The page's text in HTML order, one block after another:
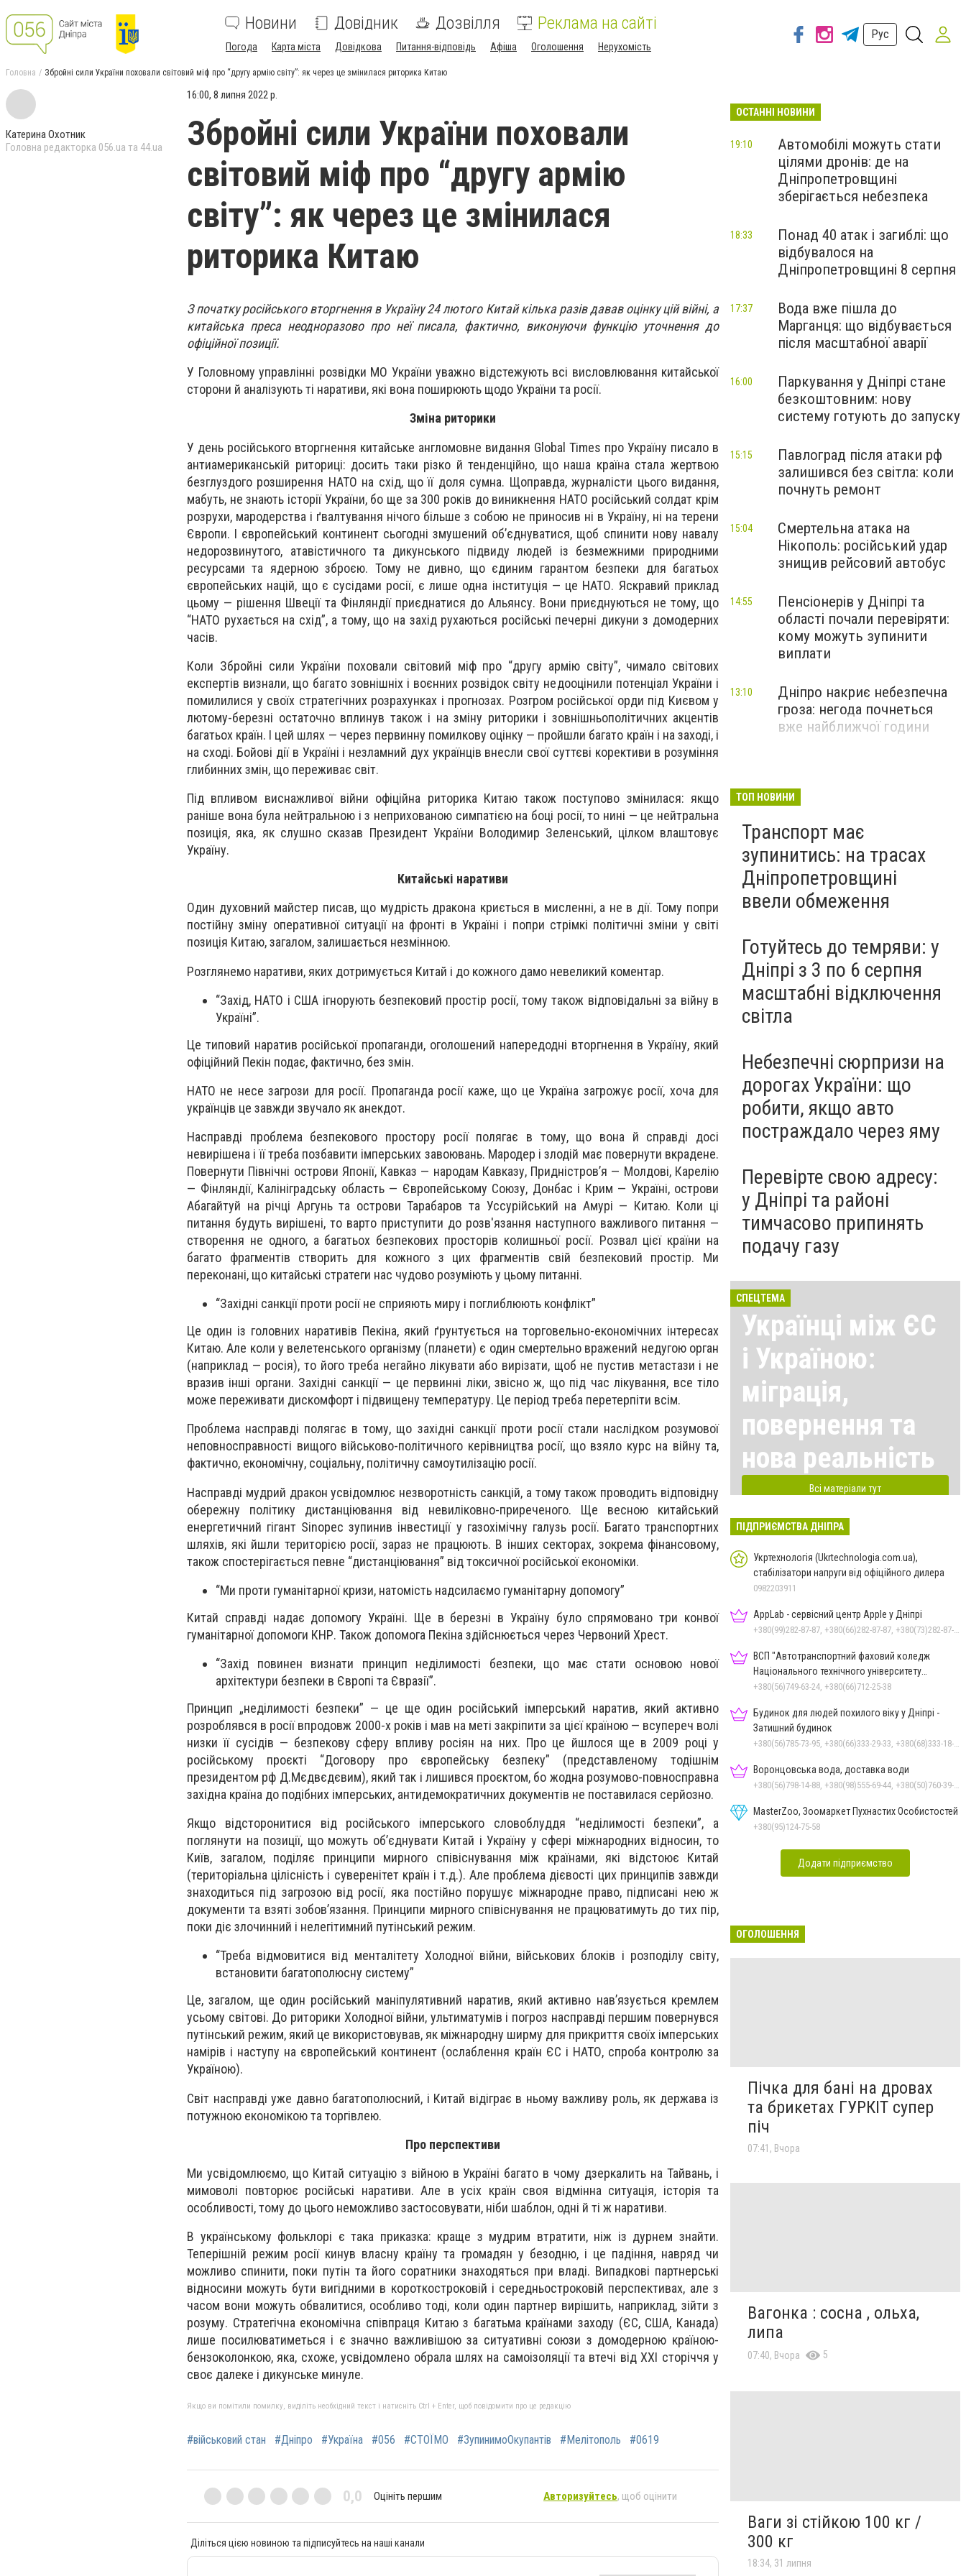
Новини Довідник Дозвілля Реклама на сайті
Погода Карта міста Довідкова Питання-відповідь Афіша Оголошення Нерухомість
Рус
Головна Збройні сили України поховали світовий міф про “другу армію світу”: як через це змінилася риторика Китаю
Катерина Охотник
Головна редакторка 056.ua та 44.ua
16:00, 8 липня 2022 р.
Збройні сили України поховали
світовий міф про “другу армію
світу”: як через це змінилася
риторика Китаю
З початку російського вторгнення в Україну 24 лютого Китай кілька разів давав оцінку цій війні, а
китайська преса неодноразово про неї писала, фактично, виконуючи функцію уточнення до
офіційної позиції.
У Головному управлінні розвідки МО України уважно відстежують всі висловлювання китайської
сторони й аналізують ті наративи, які вона поширюють щодо України та росії.
Зміна риторики
У день російського вторгнення китайське англомовне видання Global Times про Україну писало в
антиамериканській риториці: досить таки різко й тенденційно, що наша країна стала жертвою
безглуздого розширення НАТО на схід, що її доля сумна. Щоправда, журналісти цього видання,
мабуть, не знають історії України, бо ще за 300 років до виникнення НАТО російський солдат крім
розрухи, мародерства і ґвалтування нічого більше з собою не приносив ні в Україну, ні на терени
Європи. І європейський континент сьогодні змушений об’єднуватися, щоб спинити нову навалу
недорозвинутого, атавістичного та дикунського підвиду людей із безмежними природними
ресурсами та ядерною зброєю. Тому не дивно, що єдиним гарантом безпеки для багатьох
європейських націй, що є сусідами росії, є лише одна інституція — це НАТО. Яскравий приклад
цьому — рішення Швеції та Фінляндії приєднатися до Альянсу. Вони приєднуються не тому, що
“НАТО рухається на схід”, а тому, що на захід рухаються російські печерні дикуни з домодерних
часів.
Коли Збройні сили України поховали світовий міф про “другу армію світу”, чимало світових
експертів визнали, що багато зовнішніх і воєнних розвідок світу недооцінили потенціал України і
помилилися у своїх стратегічних розрахунках і прогнозах. Розгром російської орди під Києвом у
лютому-березні остаточно вплинув також і на зміну риторики і зовнішньополітичних акцентів
багатьох країн. І цей шлях — через первинну помилкову оцінку — пройшли багато країн і на заході, і
на сході. Бойові дії в Україні і незламний дух українців внесли свої суттєві корективи в розуміння
глибинних змін, що переживає світ.
Під впливом виснажливої війни офіційна риторика Китаю також поступово змінилася: якщо
раніше вона була нейтральною і з неприхованою симпатією на боці росії, то нині — це нейтральна
позиція, яка, як слушно сказав Президент України Володимир Зеленський, цілком влаштовує
Україну.
Китайські наративи
Один духовний майстер писав, що мудрість дракона криється в мисленні, а не в дії. Тому попри
постійну зміну оперативної ситуації на фронті в Україні і попри стрімкі політичні зміни у світі
позиція Китаю, загалом, залишається незмінною.
Розглянемо наративи, яких дотримується Китай і до кожного дамо невеликий коментар.
“Захід, НАТО і США ігнорують безпековий простір росії, тому також відповідальні за війну в
Україні”.
Це типовий наратив російської пропаганди, оголошений напередодні вторгнення в Україну, який
офіційний Пекін подає, фактично, без змін.
НАТО не несе загрози для росії. Пропаганда росії каже, що це Україна загрожує росії, хоча для
українців це завжди звучало як анекдот.
Насправді проблема безпекового простору росії полягає в тому, що вона й справді досі
невирішена і її треба позбавити імперських завоювань. Мародер і злодій має повернути вкрадене.
Повернути Північні острови Японії, Кавказ — народам Кавказу, Придністров’я — Молдові, Карелію
— Фінляндії, Калініградську область — Європейському Союзу, Донбас і Крим — Україні, острови
Абагайтуй на річці Аргунь та острови Тарабаров та Уссурійський на Амурі — Китаю. Коли ці
питання будуть вирішені, то варто приступити до розв'язання наступного важливого питання —
створення не одного, а багатьох безпекових просторів колишньої росії. Розвал цієї країни на
багато фрагментів створить для кожного з цих фрагментів свій безпековий простір. Ми
переконані, що китайські стратеги нас чудово розуміють у цьому питанні.
“Західні санкції проти росії не сприяють миру і поглиблюють конфлікт”
Це один із головних наративів Пекіна, який ґрунтується на торговельно-економічних інтересах
Китаю. Але коли у велетенського організму (планети) є один смертельно вражений недугою орган
(наприклад — росія), то його треба негайно лікувати або вирізати, щоб не пустив метастази і не
вразив інші органи. Західні санкції — це первинні ліки, звісно ж, що під час лікування, все тіло
може переживати дискомфорт і підвищену температуру. Це період треба перетерпіти всім.
Проблема насправді полягає в тому, що західні санкції проти росії стали наслідком розумової
неповносправності вищого військово-політичного керівництва росії, що взяло курс на війну та,
фактично, економічну, соціальну, політичну самоутилізацію росії.
Насправді мудрий дракон усвідомлює незворотність санкцій, а тому також проводить відповідну
обережну політику дистанціювання від невиліковно-приреченого. Ще весною китайський
енергетичний гігант Sinopec зупинив інвестиції у газохімічну галузь росії. Багато транспортних
шляхів, які йшли територією росії, зараз не працюють. В інших секторах, зокрема фінансовому,
також спостерігається певне “дистанціювання” від токсичної російської економіки.
“Ми проти гуманітарної кризи, натомість надсилаємо гуманітарну допомогу”
Китай справді надає допомогу Україні. Ще в березні в Україну було спрямовано три конвої
гуманітарної допомоги КНР. Також допомога Пекіна здійснюється через Червоний Хрест.
“Захід повинен визнати принцип неділимості безпеки, що має стати основою нової
архітектури безпеки в Європі та Євразії”.
Принцип „неділимості безпеки” — це ще один російський імперський наратив, який активно
розроблявся в росії впродовж 2000-х років і мав на меті закріпити за цієї країною — всупереч волі
низки її сусідів — безпекову сферу впливу росіян на них. Про це йшлося ще в 2009 році у
російському проєкті “Договору про європейську безпеку” (представленому тодішнім
президентом рф Д.Мєдвєдєвим), який так і лишився проєктом, бо жодна розумово-повносправна
західна країна до подібних імперських, антидемократичних документів не поставилася серйозно.
Якщо відсторонитися від російського імперського словоблуддя “неділимості безпеки”, а
поглянути на позиції, що можуть об’єднувати Китай і Україну у сфері міжнародних відносин, то
Київ, загалом, поділяє принципи мирного співіснування між країнами, які відстоює Китай
(територіальна цілісність і суверенітет країн і т.д.). Але проблема дієвості цих принципів завжди
знаходиться під загрозою від росії, яка постійно порушує міжнародне право, підписані нею ж
документи та взяті зобов’язання. Принципи мирного співіснування не працюватимуть до тих пір,
поки діє злочинний і нелегітимний путінський режим.
“Треба відмовитися від менталітету Холодної війни, військових блоків і розподілу світу,
встановити багатополюсну систему”
Це, загалом, ще один російський маніпулятивний наратив, який активно нав’язується кремлем
усьому світові. До риторики Холодної війни, ультиматумів і погроз насправді першим повернувся
путінський режим, який це використовував, як міжнародну ширму для прикриття своїх імперських
намірів і наступу на європейський континент (ослаблення країн ЄС і НАТО, спроба контролю за
Україною).
Світ насправді уже давно багатополюсний, і Китай відіграє в ньому важливу роль, як держава із
потужною економікою та торгівлею.
Про перспективи
Ми усвідомлюємо, що Китай ситуацію з війною в Україні багато в чому дзеркалить на Тайвань, і
мимоволі повторює російські наративи. Але в усіх країн своя відмінна ситуація, історія та
особливості, тому до цього неможливо застосовувати, ніби шаблон, одні й ті ж наративи.
В українському фольклорі є така приказка: краще з мудрим втратити, ніж із дурнем знайти.
Теперішній режим росії кинув власну країну та громадян у безодню, і це падіння, навряд чи
можливо спинити, поки путін та його соратники знаходяться при владі. Випадкові партнерські
відносини можуть бути вигідними в короткостроковій і середньостроковій перспективах, але з
часом вони можуть обвалитися, особливо тоді, коли один партнер вирішить, наприклад, зійти з
розуму. Стратегічна економічна співпраця Китаю з багатьма країнами заходу (ЄС, США, Канада)
лише посилюватиметься і є значно важливішою за ситуативні союзи з домодерною країною-
бензоколонкою, яка, схоже, усвідомлено обрала шлях на самоізоляції та втечі від ХХІ сторіччя у
своє далеке і дикунське минуле.
Якщо ви помітили помилку, виділіть необхідний текст і натисніть Ctrl + Enter, щоб повідомити про це редакцію
#військовий стан #Дніпро #Україна #056 #СТОЇМО #ЗупинимоОкупантів #Мелітополь #0619
0,0 Оцініть першим Авторизуйтесь, щоб оцінити
Діліться цією новиною та підписуйтесь на наші канали
ОСТАННІ НОВИНИ
Автомобілі можуть стати
цілями дронів: де на
Дніпропетровщині
зберігається небезпека
19:10
Понад 40 атак і загиблі: що
відбувалося на
Дніпропетровщині 8 серпня
18:33
Вода вже пішла до
Марганця: що відбувається
після масштабної аварії
17:37
Паркування у Дніпрі стане
безкоштовним: нову
систему готують до запуску
16:00
Павлоград після атаки рф
залишився без світла: коли
почнуть ремонт
15:15
Смертельна атака на
Нікополь: російський удар
знищив рейсовий автобус
15:04
Пенсіонерів у Дніпрі та
області почали перевіряти:
кому можуть зупинити
виплати
14:55
Дніпро накриє небезпечна
гроза: негода почнеться
вже найближчої години
13:10
ТОП НОВИНИ
Транспорт має
зупинитись: на трасах
Дніпропетровщині
ввели обмеження
Готуйтесь до темряви: у
Дніпрі з 3 по 6 серпня
масштабні відключення
світла
Небезпечні сюрпризи на
дорогах України: що
робити, якщо авто
постраждало через яму
Перевірте свою адресу:
у Дніпрі та районі
тимчасово припинять
подачу газу
СПЕЦТЕМА
Українці між ЄС
і Україною:
міграція,
повернення та
нова реальність
Всі матеріали тут
ПІДПРИЄМСТВА ДНІПРА
Укртехнологія (Ukrtechnologia.com.ua),
стабілізатори напруги від офіційного дилера
0982203911
AppLab - сервісний центр Apple у Дніпрі
ВСП "Автотранспортний фаховий коледж
Національного технічного університету
"Дніпровська політехніка"
+380(56)749-63-24, +380(66)712-25-38
Будинок для людей похилого віку у Дніпрі -
Затишний будинок
Воронцовська вода, доставка води
MasterZoo, Зоомаркет Пухнастих Особистостей
+380(95)124-75-58
Додати підприємство
ОГОЛОШЕННЯ
Пічка для бані на дровах
та брикетах ГУРКІТ супер
піч
07:41, Вчора
Вагонка : сосна , ольха,
липа
07:40, Вчора 5
Ваги зі стійкою 100 кг /
300 кг
18:34, 31 липня